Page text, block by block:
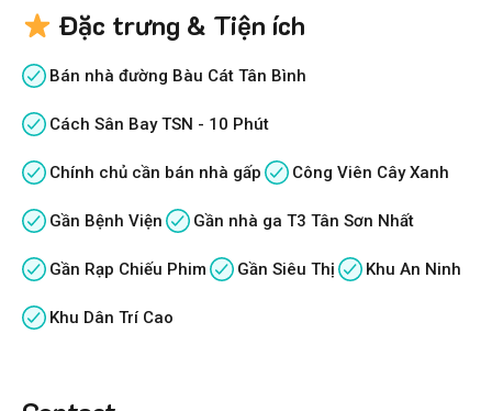
Đặc trưng & Tiện ích
Bán nhà đường Bàu Cát Tân Bình
Cách Sân Bay TSN - 10 Phút
Chính chủ cần bán nhà gấp Công Viên Cây Xanh
Gần Bệnh Viện Gần nhà ga T3 Tân Sơn Nhất
Gần Rạp Chiếu Phim Gần Siêu Thị Khu An Ninh
Khu Dân Trí Cao